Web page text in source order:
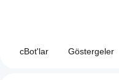
cBot'lar Göstergeler